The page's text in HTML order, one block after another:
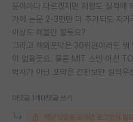
분야마다 다르겠지만 저정도 실적에
가에 논문 2-3편만 더 추가되도 지거
이상도 해볼만 할듯요?
그리고 해외포닥은 30위권이라도
이 없을듯요. 물론 MIT 스텐 이런
박사가 아닌 포닥은 간판보단 실적우
대댓글 1개 대댓글 쓰기
해당 댓글을 보려면 로그인이 필